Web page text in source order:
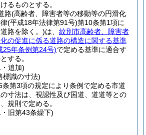
るものとする。
路(高齢者、障害者等の移動等の円滑化
(平成18年法律第91号)第10条第1項に
路を除く。)は、 紋別市高齢者、障害者
の促進に係る道路の構造に関する基準
25年条例第24号)で定める基準に適合す
する。
追加)
標識の寸法)
条第3項の規定により条例で定める市道
寸法は、視認性及び国道、道道等との
規則で定める。
旧第43条繰下)